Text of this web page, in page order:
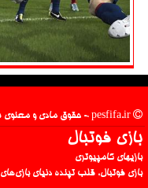
بازی فوتبال
بازیهای کامپیوتری
بازی فوتبال، قلب تپنده دنیای بازی‌های PES و FIFA